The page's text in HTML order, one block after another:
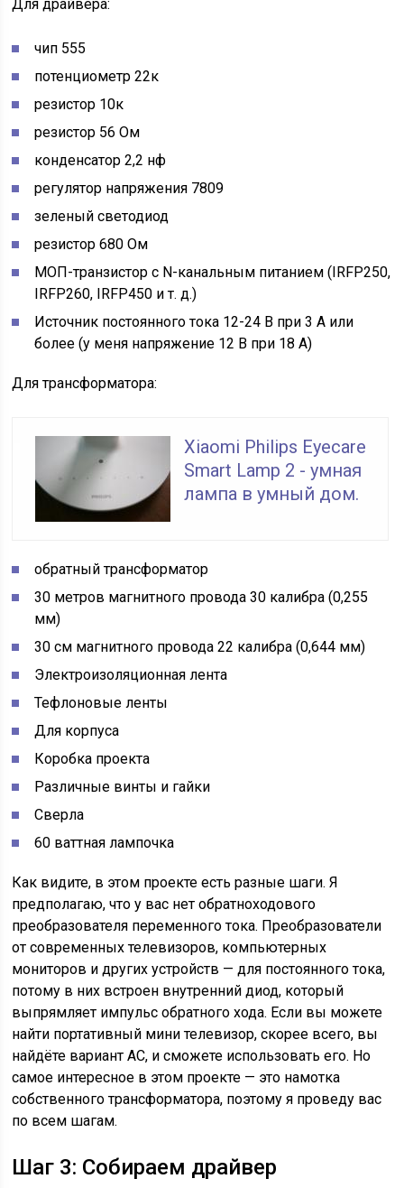
Для драйвера:
чип 555
потенциометр 22к
резистор 10к
резистор 56 Ом
конденсатор 2,2 нф
регулятор напряжения 7809
зеленый светодиод
резистор 680 Ом
МОП-транзистор с N-канальным питанием (IRFP250,
IRFP260, IRFP450 и т. д.)
Источник постоянного тока 12-24 В при 3 А или
более (у меня напряжение 12 В при 18 А)
Для трансформатора:
Xiaomi Philips Eyecare
Smart Lamp 2 - умная
лампа в умный дом.
обратный трансформатор
30 метров магнитного провода 30 калибра (0,255
мм)
30 см магнитного провода 22 калибра (0,644 мм)
Электроизоляционная лента
Тефлоновые ленты
Для корпуса
Коробка проекта
Различные винты и гайки
Сверла
60 ваттная лампочка
Как видите, в этом проекте есть разные шаги. Я
предполагаю, что у вас нет обратноходового
преобразователя переменного тока. Преобразователи
от современных телевизоров, компьютерных
мониторов и других устройств — для постоянного тока,
потому в них встроен внутренний диод, который
выпрямляет импульс обратного хода. Если вы можете
найти портативный мини телевизор, скорее всего, вы
найдёте вариант AC, и сможете использовать его. Но
самое интересное в этом проекте — это намотка
собственного трансформатора, поэтому я проведу вас
по всем шагам.
Шаг 3: Собираем драйвер